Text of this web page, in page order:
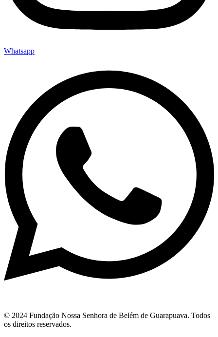
Whatsapp
© 2024 Fundação Nossa Senhora de Belém de Guarapuava. Todos
os direitos reservados.